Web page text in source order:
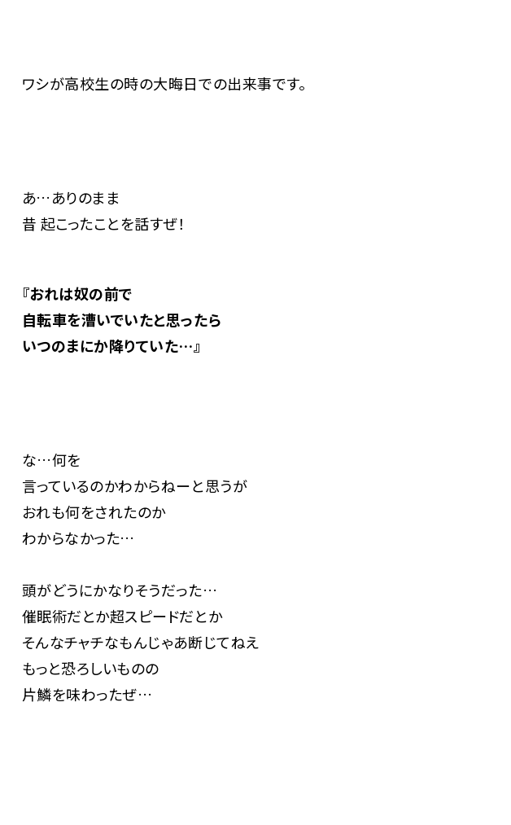
ワシが高校生の時の大晦日での出来事です。
あ…ありのまま
昔 起こったことを話すぜ！
『おれは奴の前で
自転車を漕いでいたと思ったら
いつのまにか降りていた…』
な…何を
言っているのかわからねーと思うが
おれも何をされたのか
わからなかった…
頭がどうにかなりそうだった…
催眠術だとか超スピードだとか
そんなチャチなもんじゃあ断じてねえ
もっと恐ろしいものの
片鱗を味わったぜ…